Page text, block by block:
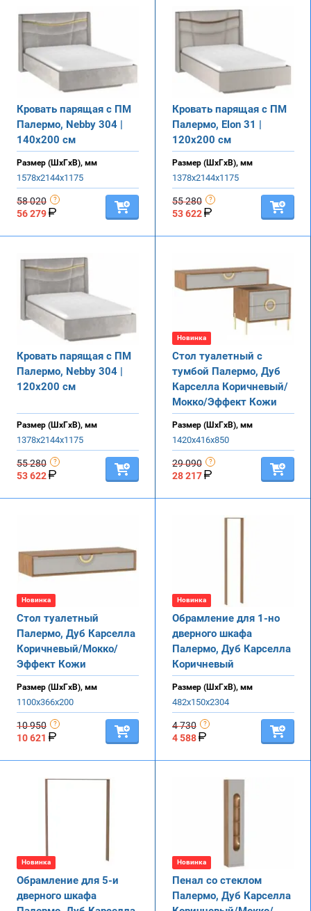
Кровать парящая с ПМ
Палермо, Nebby 304 |
140х200 см
Размер (ШхГхВ), мм
1578х2144х1175
58 020
56 279
Кровать парящая с ПМ
Палермо, Elon 31 |
120х200 см
Размер (ШхГхВ), мм
1378х2144х1175
55 280
53 622
Кровать парящая с ПМ
Палермо, Nebby 304 |
120х200 см
Размер (ШхГхВ), мм
1378х2144х1175
55 280
53 622
Новинка
Стол туалетный с
тумбой Палермо, Дуб
Карселла Коричневый/
Мокко/Эффект Кожи
Размер (ШхГхВ), мм
1420х416х850
29 090
28 217
Новинка
Стол туалетный
Палермо, Дуб Карселла
Коричневый/Мокко/
Эффект Кожи
Размер (ШхГхВ), мм
1100х366х200
10 950
10 621
Новинка
Обрамление для 1-но
дверного шкафа
Палермо, Дуб Карселла
Коричневый
Размер (ШхГхВ), мм
482х150х2304
4 730
4 588
Новинка
Обрамление для 5-и
дверного шкафа
Новинка
Пенал со стеклом
Палермо, Дуб Карселла